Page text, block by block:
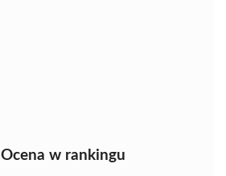
Ocena w rankingu